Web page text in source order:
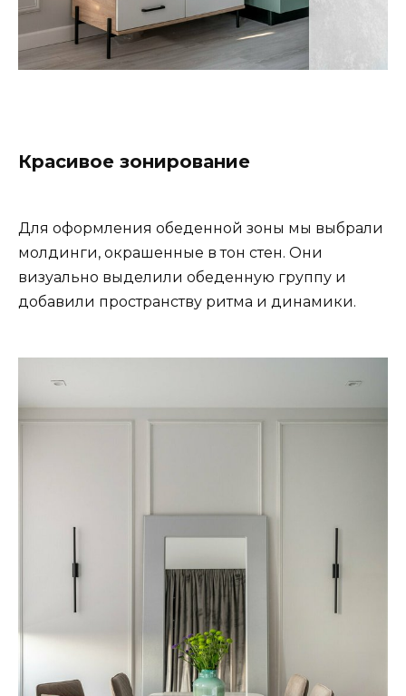
Красивое зонирование
Для оформления обеденной зоны мы выбрали
молдинги, окрашенные в тон стен. Они
визуально выделили обеденную группу и
добавили пространству ритма и динамики.